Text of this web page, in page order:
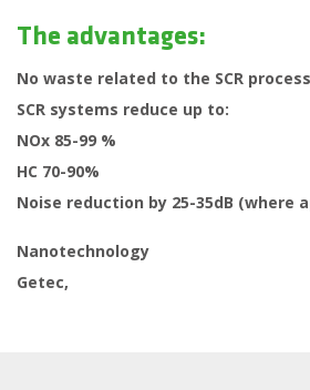
The advantages:
No waste related to the SCR
SCR systems reduce up to:
NOx 85-99 %
HC 70-90%
Noise reduction by 25-35dB (where
Nanotechnology
Getec,